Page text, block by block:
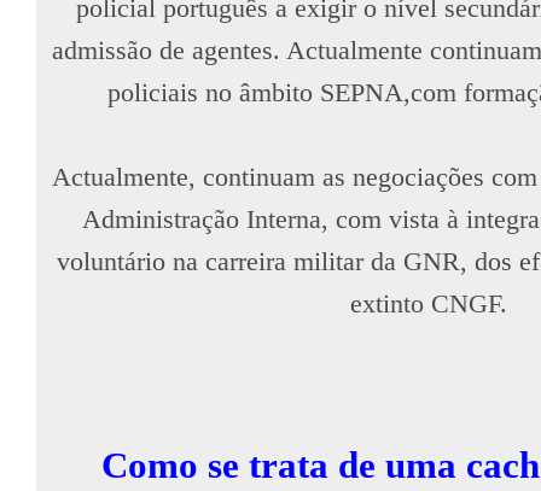
policial português a exigir o nível
admissão de agentes. Actualmente
policiais no âmbito SEPNA,com
Actualmente, continuam as negociações
Administração Interna, com vista à
voluntário na carreira militar da GNR, dos
extinto CNGF.
Como se trata de uma